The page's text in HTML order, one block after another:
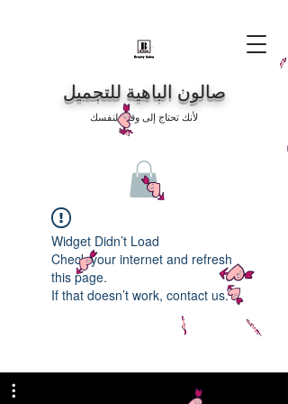
صالون الباهية للتجميل
لأنك تحتاج إلى وقت لنفسك
Widget Didn’t Load
Check your internet and refresh
this page.
If that doesn’t work, contact us.